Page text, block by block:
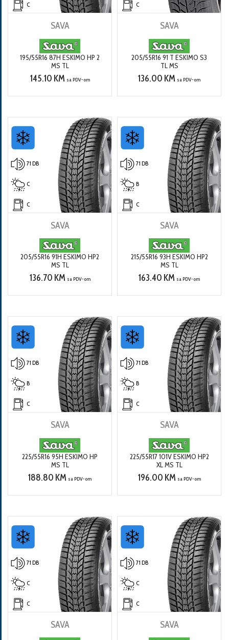
C
SAVA
195/55R16 87H ESKIMO HP 2
MS TL
145.10 KM sa PDV-om
C
SAVA
205/55R16 91 T ESKIMO S3
TL MS
136.00 KM sa PDV-om
71 DB
C
C
SAVA
205/55R16 91H ESKIMO HP2
MS TL
136.70 KM sa PDV-om
71 DB
B
C
SAVA
215/55R16 93H ESKIMO HP2
MS TL
163.40 KM sa PDV-om
71 DB
B
C
SAVA
225/55R16 95H ESKIMO HP
MS TL
188.80 KM sa PDV-om
71 DB
B
C
SAVA
225/55R17 101V ESKIMO HP2
XL MS TL
196.00 KM sa PDV-om
71 DB
C
C
SAVA
71 DB
C
C
SAVA